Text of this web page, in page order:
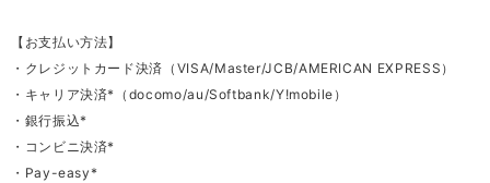
【お支払い方法】
・クレジットカード決済（VISA/Master/JCB/AMERICAN EXPRESS）
・キャリア決済*（docomo/au/Softbank/Y!mobile）
・銀行振込*
・コンビニ決済*
・Pay-easy*